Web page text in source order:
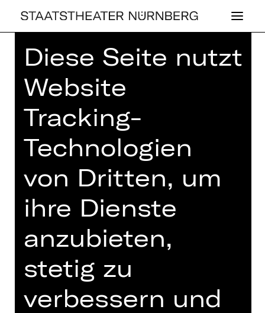
Home>Spielzeit 23/24>
Spielplan
KONZERT
10. LUNCH­KON­
ZERT
Donnerstag, 04.07.2024
13.00 - 14.00 Uhr
Konzert
Eintritt frei
Germanisches Nationalmuseum
Diese Seite nutzt
Website
Tracking-
Technologien
von Dritten, um
ihre Dienste
anzubieten,
stetig zu
verbessern und